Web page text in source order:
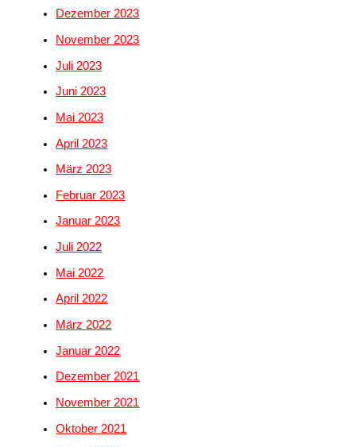
Dezember 2023
November 2023
Juli 2023
Juni 2023
Mai 2023
April 2023
März 2023
Februar 2023
Januar 2023
Juli 2022
Mai 2022
April 2022
März 2022
Januar 2022
Dezember 2021
November 2021
Oktober 2021